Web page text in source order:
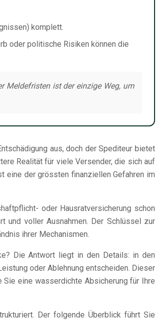
komplett.
oder politische Risiken können die
Meldefristen ist der einzige Weg, um
aus, doch der Spediteur bietet
Realität für viele Versender, die sich auf
eine der grössten finanziellen Gefahren im
oder Hausratversicherung schon
und voller Ausnahmen. Der Schlüssel zur
ihrer Mechanismen.
Die Antwort liegt in den Details: in den
oder Ablehnung entscheiden. Dieser
eine wasserdichte Absicherung für Ihre
Der folgende Überblick führt Sie